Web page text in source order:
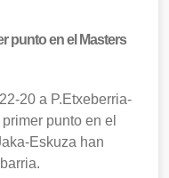
punto en el Masters
20 a P.Etxeberria-
punto en el
Eskuza han